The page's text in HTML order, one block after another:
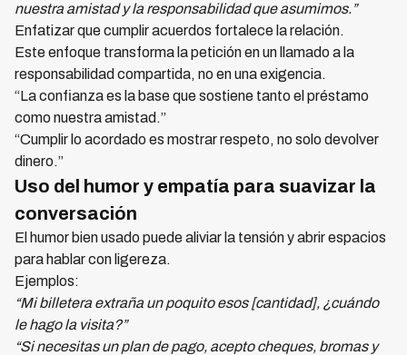
nuestra amistad y la responsabilidad que asumimos.”
Enfatizar que cumplir acuerdos fortalece la relación.
Este enfoque transforma la petición en un llamado a la
responsabilidad compartida, no en una exigencia.
“La confianza es la base que sostiene tanto el préstamo
como nuestra amistad.”
“Cumplir lo acordado es mostrar respeto, no solo devolver
dinero.”
Uso del humor y empatía para suavizar la
conversación
El humor bien usado puede aliviar la tensión y abrir espacios
para hablar con ligereza.
Ejemplos:
“Mi billetera extraña un poquito esos [cantidad], ¿cuándo
le hago la visita?”
“Si necesitas un plan de pago, acepto cheques, bromas y